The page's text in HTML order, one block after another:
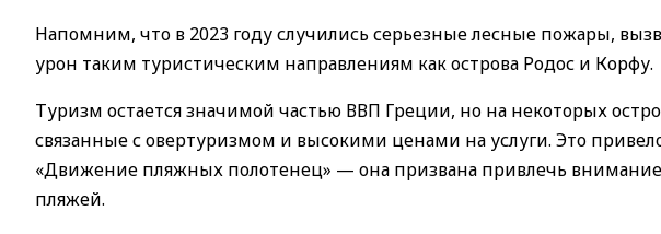
Напомним, что в 2023 году случились серьезные лесные пожары,
урон таким туристическим направлениям как острова Родос и Корфу.
Туризм остается значимой частью ВВП Греции, но на некоторых
связанные с овертуризмом и высокими ценами на услуги. Это
«Движение пляжных полотенец» — она призвана привлечь
пляжей.